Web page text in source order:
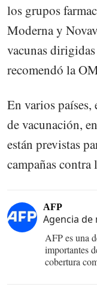
los grupos
Moderna y
vacunas
recomendó la
En varios países,
de vacunación,
están previstas
campañas contra
AFP
Agencia de
AFP es una
importantes
cobertura